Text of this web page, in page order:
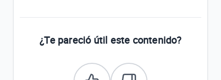
¿Te pareció útil este contenido?